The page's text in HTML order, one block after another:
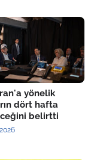
yönelik
dört hafta
belirtti